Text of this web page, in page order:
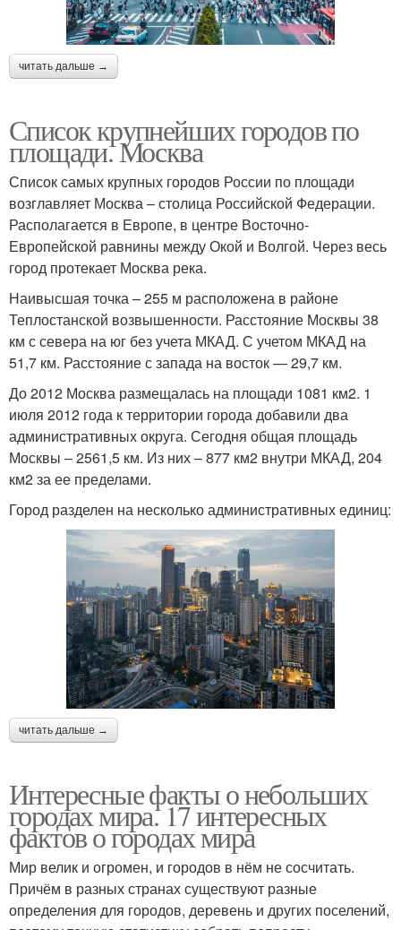
читать дальше →
Список крупнейших городов по
площади. Москва
Список самых крупных городов России по площади
возглавляет Москва – столица Российской Федерации.
Располагается в Европе, в центре Восточно-
Европейской равнины между Окой и Волгой. Через весь
город протекает Москва река.
Наивысшая точка – 255 м расположена в районе
Теплостанской возвышенности. Расстояние Москвы 38
км с севера на юг без учета МКАД. С учетом МКАД на
51,7 км. Расстояние с запада на восток — 29,7 км.
До 2012 Москва размещалась на площади 1081 км2. 1
июля 2012 года к территории города добавили два
административных округа. Сегодня общая площадь
Москвы – 2561,5 км. Из них – 877 км2 внутри МКАД, 204
км2 за ее пределами.
Город разделен на несколько административных единиц:
читать дальше →
Интересные факты о небольших
городах мира. 17 интересных
фактов о городах мира
Мир велик и огромен, и городов в нём не сосчитать.
Причём в разных странах существуют разные
определения для городов, деревень и других поселений,